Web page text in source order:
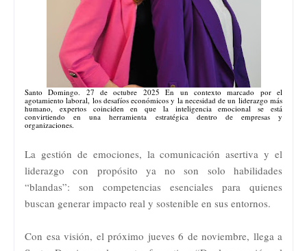
Santo Domingo. 27 de octubre 2025 En un contexto marcado por el
agotamiento laboral, los desafíos económicos y la necesidad de un liderazgo más
humano, expertos coinciden en que la inteligencia emocional se está
convirtiendo en una herramienta estratégica dentro de empresas y
organizaciones.
La gestión de emociones, la comunicación asertiva y el
liderazgo con propósito ya no son solo habilidades
“blandas”: son competencias esenciales para quienes
buscan generar impacto real y sostenible en sus entornos.
Con esa visión, el próximo jueves 6 de noviembre, llega a